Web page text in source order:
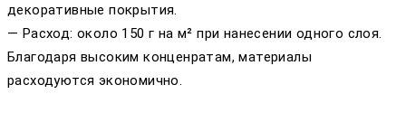
декоративные покрытия.
— Расход: около 150 г на м² при нанесении одного слоя.
Благодаря высоким конценратам, материалы
расходуются экономично.